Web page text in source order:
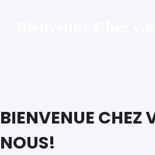
BIENVENUE CHEZ
NOUS!